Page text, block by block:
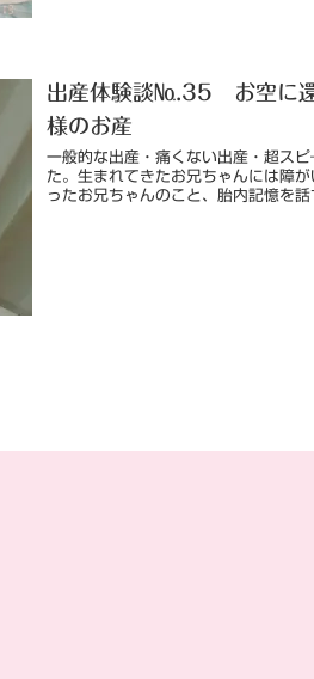
出産体験談№.35 お空に還
様のお産
一般的な出産・痛くない出産・超ス
た。生まれてきたお兄ちゃんには障
ったお兄ちゃんのこと、胎内記憶を